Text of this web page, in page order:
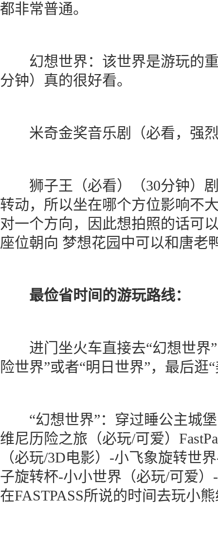
都非常普通。
幻想世界：该世界是游玩的重
分钟）真的很好看。
米奇金奖音乐剧（必看，强烈
狮子王（必看）（30分钟）剧
转动，所以坐在哪个方位影响不
对一个方向，因此想拍照的话可
座位朝向 梦想花园中可以和唐老
最俭省时间的游玩路线：
进门坐火车直接去“幻想世界”
险世界”或者“明日世界”，最后逛
“幻想世界”：穿过睡公主城堡
维尼历险之旅（必玩/可爱）
（必玩/3D电影）-小飞象旋转世
子旋转杯-小小世界（必玩/可爱
在FASTPASS所说的时间去玩小